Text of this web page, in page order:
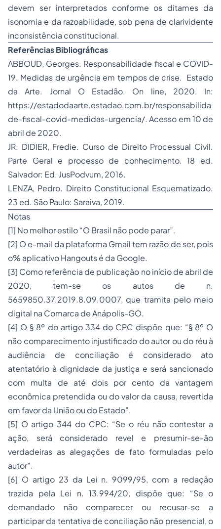
devem ser interpretados conforme os ditames da
isonomia e da razoabilidade, sob pena de clarividente
inconsistência constitucional.
Referências Bibliográficas
ABBOUD, Georges. Responsabilidade fiscal e COVID-
19. Medidas de urgência em tempos de crise. Estado
da Arte. Jornal O Estadão. On line, 2020. In:
https://estadodaarte.estadao.com.br/responsabilida
de-fiscal-covid-medidas-urgencia/. Acesso em 10 de
abril de 2020.
JR. DIDIER, Fredie. Curso de Direito Processual Civil.
Parte Geral e processo de conhecimento. 18 ed.
Salvador: Ed. JusPodvum, 2016.
LENZA, Pedro. Direito Constitucional Esquematizado.
23 ed. São Paulo: Saraiva, 2019.
Notas
[1] No melhor estilo “O Brasil não pode parar”.
[2] O e-mail da plataforma Gmail tem razão de ser, pois
o% aplicativo Hangouts é da Google.
[3] Como referência de publicação no início de abril de
2020, tem-se os autos de n.
5659850.37.2019.8.09.0007, que tramita pelo meio
digital na Comarca de Anápolis-GO.
[4] O § 8º do artigo 334 do CPC dispõe que: “§ 8º O
não comparecimento injustificado do autor ou do réu à
audiência de conciliação é considerado ato
atentatório à dignidade da justiça e será sancionado
com multa de até dois por cento da vantagem
econômica pretendida ou do valor da causa, revertida
em favor da União ou do Estado”.
[5] O artigo 344 do CPC: “Se o réu não contestar a
ação, será considerado revel e presumir-se-ão
verdadeiras as alegações de fato formuladas pelo
autor”.
[6] O artigo 23 da Lei n. 9099/95, com a redação
trazida pela Lei n. 13.994/20, dispõe que: “Se o
demandado não comparecer ou recusar-se a
participar da tentativa de conciliação não presencial, o